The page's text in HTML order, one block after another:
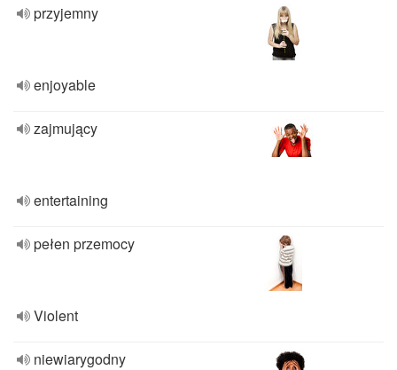
przyjemny
enjoyable
zajmujący
entertaining
pełen przemocy
Violent
niewiarygodny